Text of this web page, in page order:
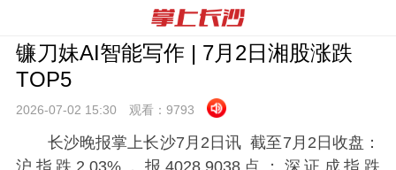
镰刀妹AI智能写作 | 7月2日湘股涨跌
TOP5
2026-07-02 15:30 观看： 9793
长沙晚报掌上长沙7月2日讯 截至7月2日收盘：
沪指跌2.03%，报4028.9038点；深证成指跌